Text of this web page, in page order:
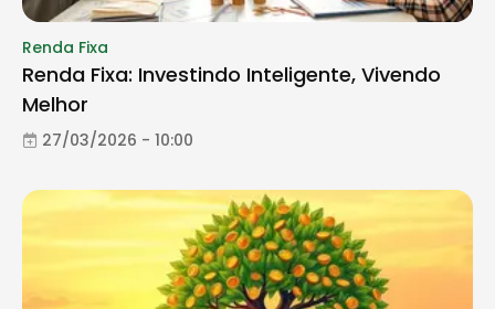
Renda Fixa
Renda Fixa: Investindo Inteligente, Vivendo
Melhor
27/03/2026 - 10:00